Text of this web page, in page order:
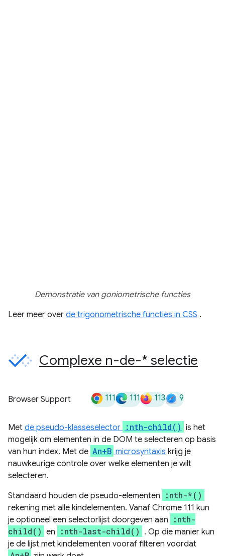
Demonstratie van goniometrische functies
Leer meer over de trigonometrische functies in CSS .
Complexe n-de-* selectie
Browser Support 111 111 113 9
Met de pseudo-klasseselector :nth-child() is het
mogelijk om elementen in de DOM te selecteren op basis
van hun index. Met de An+B microsyntaxis krijg je
nauwkeurige controle over welke elementen je wilt
selecteren.
Standaard houden de pseudo-elementen
:nth-*()
rekening met alle kindelementen. Vanaf Chrome 111 kun
je optioneel een selectorlijst doorgeven aan
:nth-
child() en :nth-last-child() . Op die manier kun
je de lijst met kindelementen vooraf filteren voordat